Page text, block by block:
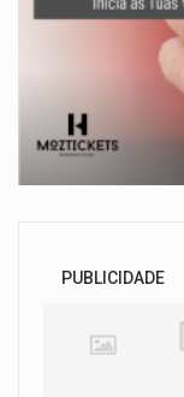
PUBLICIDADE